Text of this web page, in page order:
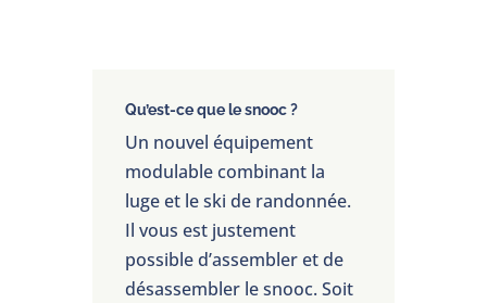
Qu’est-ce que le snooc ?
Un nouvel équipement
modulable combinant la
luge et le ski de randonnée.
Il vous est justement
possible d’assembler et de
désassembler le snooc. Soit